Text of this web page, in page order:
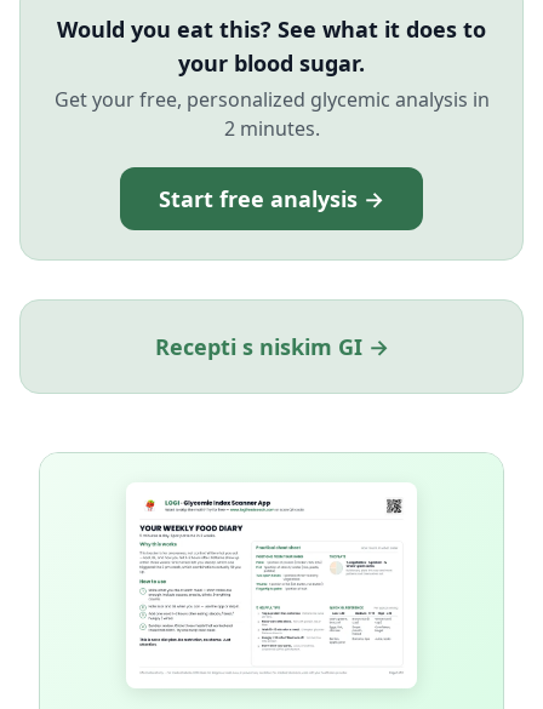
Would you eat this? See what it does to
your blood sugar.
Get your free, personalized glycemic analysis in
2 minutes.
Start free analysis →
Recepti s niskim GI →